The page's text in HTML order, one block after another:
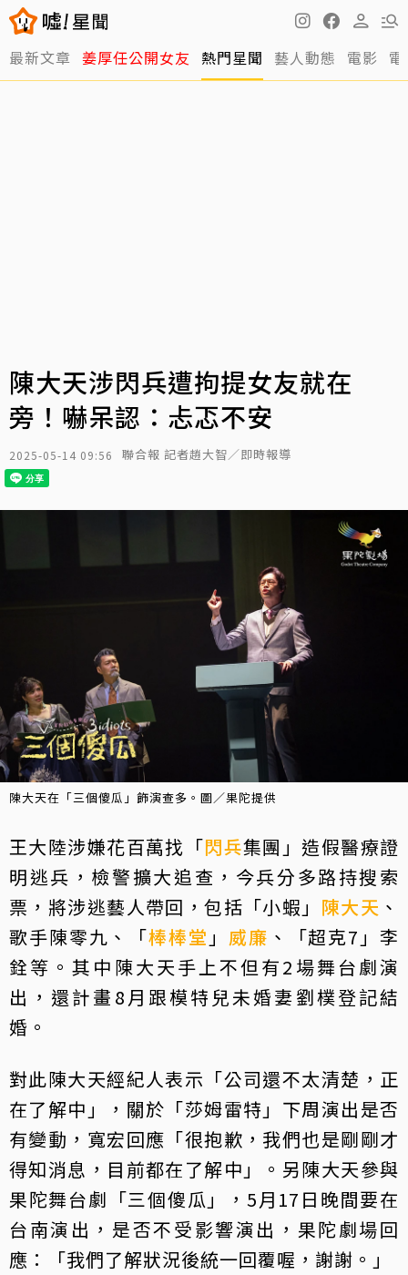
最新文章 姜厚任公開女友 熱門星聞 藝人動態 電影
陳大天涉閃兵遭拘提女友就在
旁！嚇呆認：忐忑不安
2025-05-14 09:56 聯合報 記者趙大智／即時報導
陳大天在「三個傻瓜」飾演查多。圖／果陀提供
王大陸涉嫌花百萬找「閃兵集團」造假醫療證
明逃兵，檢警擴大追查，今兵分多路持搜索
票，將涉逃藝人帶回，包括「小蝦」 陳大天 、
歌手陳零九、「棒棒堂 」 威廉 、「超克7」李
銓等。其中陳大天手上不但有2場舞台劇演
出，還計畫8月跟模特兒未婚妻劉樸登記結
婚。
對此陳大天經紀人表示「公司還不太清楚，正
在了解中」，關於「莎姆雷特」下周演出是否
有變動，寬宏回應「很抱歉，我們也是剛剛才
得知消息，目前都在了解中」。另陳大天參與
果陀舞台劇「三個傻瓜」，5月17日晚間要在
台南演出，是否不受影響演出，果陀劇場回
應：「我們了解狀況後統一回覆喔，謝謝。」